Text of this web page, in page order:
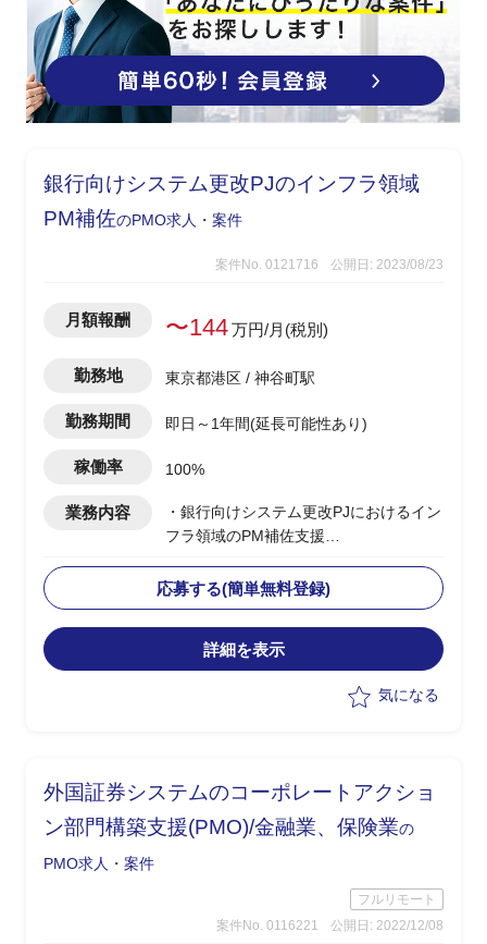
銀行向けシステム更改PJのインフラ領域
PM補佐のPMO求人・案件
案件No. 0121716 公開日: 2023/08/23
月額報酬 〜144万円/月(税別)
勤務地 東京都港区 / 神谷町駅
勤務期間 即日～1年間(延長可能性あり)
稼働率 100%
業務内容
・銀行向けシステム更改PJにおけるイン
フラ領域のPM補佐支援
・現行の予備検討フェーズにおいて下記
PM補佐業務を行う
-進捗管理(タスクの洗い出しを行い、
大枠スケジュール策定)
で検討し、解決策を取りまとめ、顧客説
ク)
-成果物を顧客へ概要説明
応募する(簡単無料登録)
詳細を表示
気になる
外国証券システムのコーポレートアクショ
ン部門構築支援(PMO)/金融業、保険業の
PMO求人・案件
フルリモート
案件No. 0116221
公開日: 2022/12/08